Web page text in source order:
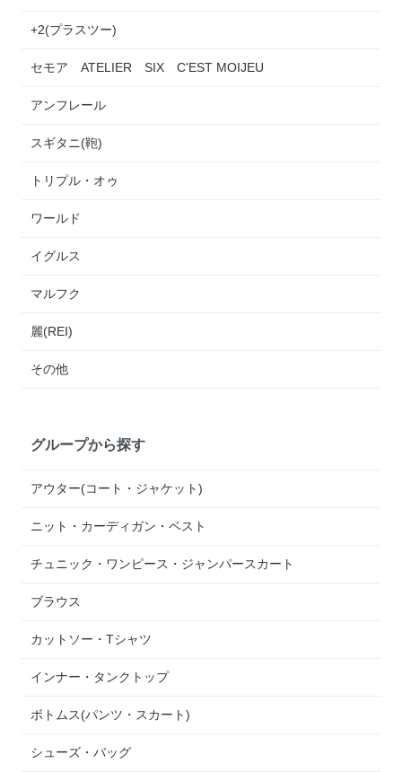
+2(プラスツー)
セモア ATELIER SIX C'EST MOIJEU
アンフレール
スギタニ(鞄)
トリプル・オゥ
ワールド
イグルス
マルフク
麗(REI)
その他
グループから探す
アウター(コート・ジャケット)
ニット・カーディガン・ベスト
チュニック・ワンピース・ジャンパースカート
ブラウス
カットソー・Tシャツ
インナー・タンクトップ
ボトムス(パンツ・スカート)
シューズ・バッグ